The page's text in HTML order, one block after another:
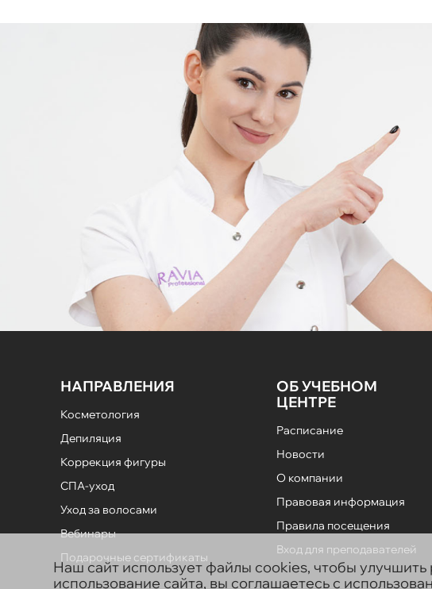
НАПРАВЛЕНИЯ
Косметология
Депиляция
Коррекция фигуры
СПА-уход
Уход за волосами
Вебинары
Подарочные сертификаты
ОБ УЧЕБНОМ
ЦЕНТРЕ
Расписание
Новости
О компании
Правовая информация
Правила посещения
Вход для преподавателей
Наш сайт использует файлы cookies, чтобы
использование сайта, вы соглашаетесь с